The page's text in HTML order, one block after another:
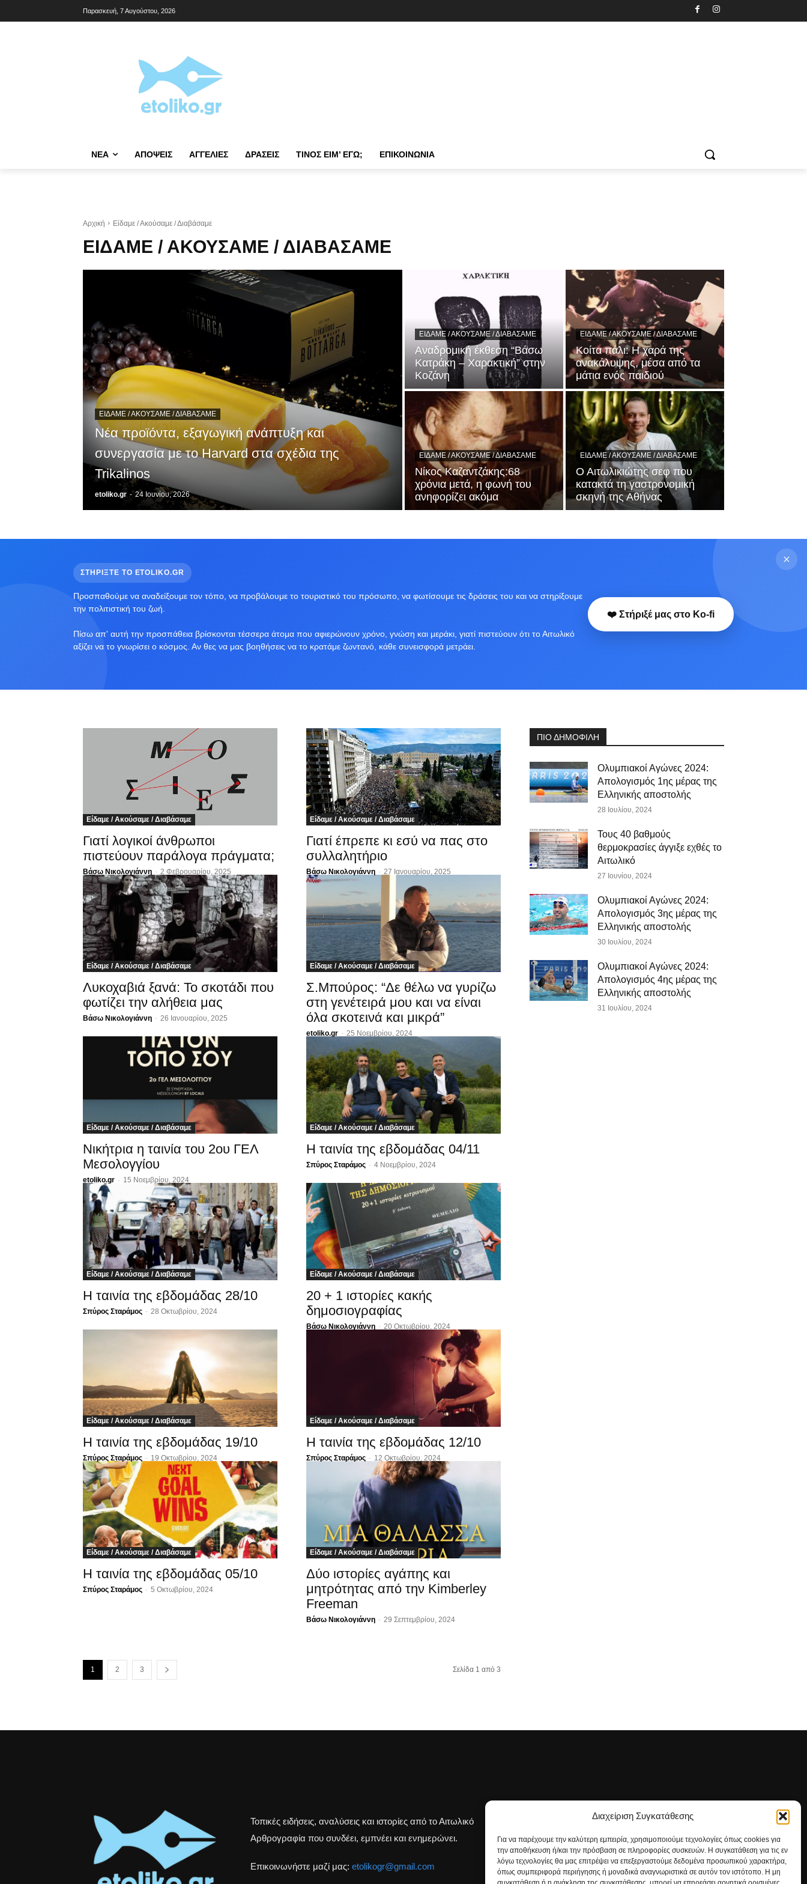
Διαχείριση Συγκατάθεσης
Για να παρέχουμε την καλύτερη εμπειρία, χρησιμοποιούμε τεχνολογίες όπως cookies για
την αποθήκευση ή/και την πρόσβαση σε πληροφορίες συσκευών. Η συγκατάθεση για τις εν
λόγω τεχνολογίες θα μας επιτρέψει να επεξεργαστούμε δεδομένα προσωπικού χαρακτήρα,
όπως συμπεριφορά περιήγησης ή μοναδικά αναγνωριστικά σε αυτόν τον ιστότοπο. Η μη
Παρασκευή, 7 Αυγούστου, 2026
NΈΑ ΑΠΌΨΕΙΣ ΑΓΓΕΛΊΕΣ ΔΡΆΣΕΙΣ ΤΊΝΟΣ ΕΊΜ’ ΕΓΏ; ΕΠΙΚΟΙΝΩΝΊΑ
Αρχική Είδαμε / Ακούσαμε / Διαβάσαμε
ΕΊΔΑΜΕ / ΑΚΟΎΣΑΜΕ / ΔΙΑΒΆΣΑΜΕ
ΕΊΔΑΜΕ / ΑΚΟΎΣΑΜΕ / ΔΙΑΒΆΣΑΜΕ
Νέα προϊόντα, εξαγωγική ανάπτυξη και
συνεργασία με το Harvard στα σχέδια της
Trikalinos
etoliko.gr - 24 Ιουνίου, 2026
ΕΊΔΑΜΕ / ΑΚΟΎΣΑΜΕ / ΔΙΑΒΆΣΑΜΕ
Αναδρομική έκθεση “Βάσω
Κατράκη – Χαρακτική” στην
Κοζάνη
ΕΊΔΑΜΕ / ΑΚΟΎΣΑΜΕ / ΔΙΑΒΆΣΑΜΕ
Κοίτα πάλι: Η χαρά της
ανακάλυψης, μέσα από τα
μάτια ενός παιδιού
ΕΊΔΑΜΕ / ΑΚΟΎΣΑΜΕ / ΔΙΑΒΆΣΑΜΕ
Νίκος Καζαντζάκης:68
χρόνια μετά, η φωνή του
ανηφορίζει ακόμα
ΕΊΔΑΜΕ / ΑΚΟΎΣΑΜΕ / ΔΙΑΒΆΣΑΜΕ
Ο Αιτωλικιώτης σεφ που
κατακτά τη γαστρονομική
σκηνή της Αθήνας
ΣΤΗΡΙΞΤΕ ΤΟ ETOLIKO.GR
Προσπαθούμε να αναδείξουμε τον τόπο, να προβάλουμε το τουριστικό του πρόσωπο, να φωτίσουμε τις δράσεις του και να στηρίξουμε
την πολιτιστική του ζωή.
Πίσω απ' αυτή την προσπάθεια βρίσκονται τέσσερα άτομα που αφιερώνουν χρόνο, γνώση και μεράκι, γιατί πιστεύουν ότι το Αιτωλικό
αξίζει να το γνωρίσει ο κόσμος. Αν θες να μας βοηθήσεις να το κρατάμε ζωντανό, κάθε συνεισφορά μετράει.
❤️ Στήριξέ μας στο Ko-fi
Είδαμε / Ακούσαμε / Διαβάσαμε
Γιατί λογικοί άνθρωποι
πιστεύουν παράλογα πράγματα;
Βάσω Νικολογιάννη - 2 Φεβρουαρίου, 2025
Είδαμε / Ακούσαμε / Διαβάσαμε
Γιατί έπρεπε κι εσύ να πας στο
συλλαλητήριο
Βάσω Νικολογιάννη - 27 Ιανουαρίου, 2025
Είδαμε / Ακούσαμε / Διαβάσαμε
Λυκοχαβιά ξανά: Το σκοτάδι που
φωτίζει την αλήθεια μας
Βάσω Νικολογιάννη - 26 Ιανουαρίου, 2025
Είδαμε / Ακούσαμε / Διαβάσαμε
Σ.Μπούρος: “Δε θέλω να γυρίζω
στη γενέτειρά μου και να είναι
όλα σκοτεινά και μικρά”
etoliko.gr - 25 Νοεμβρίου, 2024
Είδαμε / Ακούσαμε / Διαβάσαμε
Νικήτρια η ταινία του 2ου ΓΕΛ
Μεσολογγίου
etoliko.gr - 15 Νοεμβρίου, 2024
Είδαμε / Ακούσαμε / Διαβάσαμε
Η ταινία της εβδομάδας 04/11
Σπύρος Σταράμος - 4 Νοεμβρίου, 2024
Είδαμε / Ακούσαμε / Διαβάσαμε
Η ταινία της εβδομάδας 28/10
Σπύρος Σταράμος - 28 Οκτωβρίου, 2024
Είδαμε / Ακούσαμε / Διαβάσαμε
20 + 1 ιστορίες κακής
δημοσιογραφίας
Βάσω Νικολογιάννη - 20 Οκτωβρίου, 2024
Είδαμε / Ακούσαμε / Διαβάσαμε
Η ταινία της εβδομάδας 19/10
Σπύρος Σταράμος - 19 Οκτωβρίου, 2024
Είδαμε / Ακούσαμε / Διαβάσαμε
Η ταινία της εβδομάδας 12/10
Σπύρος Σταράμος - 12 Οκτωβρίου, 2024
Είδαμε / Ακούσαμε / Διαβάσαμε
Η ταινία της εβδομάδας 05/10
Σπύρος Σταράμος - 5 Οκτωβρίου, 2024
Είδαμε / Ακούσαμε / Διαβάσαμε
Δύο ιστορίες αγάπης και
μητρότητας από την Kimberley
Freeman
Βάσω Νικολογιάννη - 29 Σεπτεμβρίου, 2024
1 2 3 Σελίδα 1 από 3
ΠΙΟ ΔΗΜΟΦΙΛΗ
Ολυμπιακοί Αγώνες 2024:
Απολογισμός 1ης μέρας της
Ελληνικής αποστολής
28 Ιουλίου, 2024
Τους 40 βαθμούς
θερμοκρασίες άγγιξε εχθές το
Αιτωλικό
27 Ιουνίου, 2024
Ολυμπιακοί Αγώνες 2024:
Απολογισμός 3ης μέρας της
Ελληνικής αποστολής
30 Ιουλίου, 2024
Ολυμπιακοί Αγώνες 2024:
Απολογισμός 4ης μέρας της
Ελληνικής αποστολής
31 Ιουλίου, 2024
Τοπικές ειδήσεις, αναλύσεις και ιστορίες από το Αιτωλικό
Αρθρογραφία που συνδέει, εμπνέει και ενημερώνει.
Επικοινωνήστε μαζί μας: etolikogr@gmail.com